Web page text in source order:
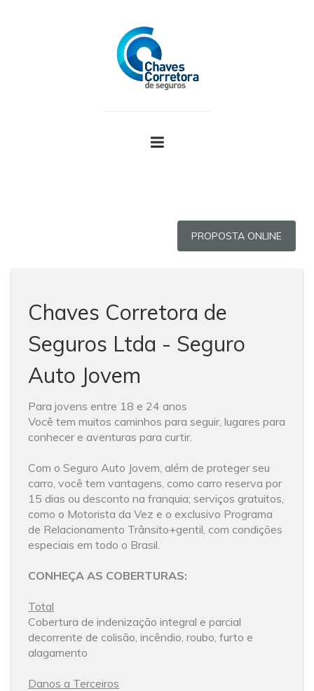
PROPOSTA ONLINE
Chaves Corretora de
Seguros Ltda - Seguro
Auto Jovem
Para jovens entre 18 e 24 anos
Você tem muitos caminhos para seguir, lugares para
conhecer e aventuras para curtir.
Com o Seguro Auto Jovem, além de proteger seu
carro, você tem vantagens, como carro reserva por
15 dias ou desconto na franquia; serviços gratuitos,
como o Motorista da Vez e o exclusivo Programa
de Relacionamento Trânsito+gentil, com condições
especiais em todo o Brasil.
CONHEÇA AS COBERTURAS:
Total
Cobertura de indenização integral e parcial
decorrente de colisão, incêndio, roubo, furto e
alagamento
Danos a Terceiros